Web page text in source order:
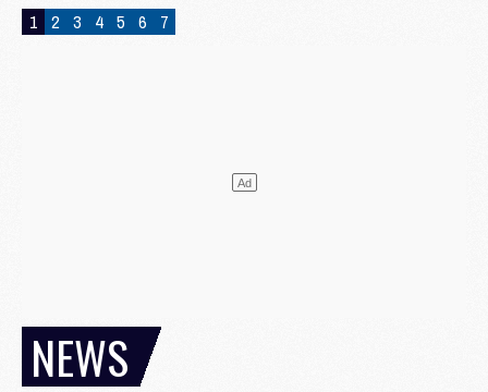
1 2 3 4 5 6 7
NEWS